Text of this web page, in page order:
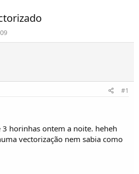
#1
horinhas ontem a noite. heheh
vectorização nem sabia como